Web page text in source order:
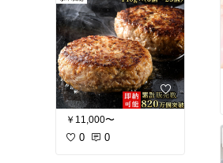
￥11,000〜
0 0